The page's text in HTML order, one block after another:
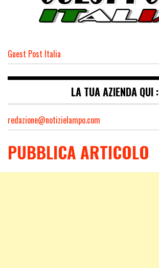
Guest Post Italia
LA TUA AZIENDA QUI :
redazione@notizielampo.com
PUBBLICA ARTICOLO